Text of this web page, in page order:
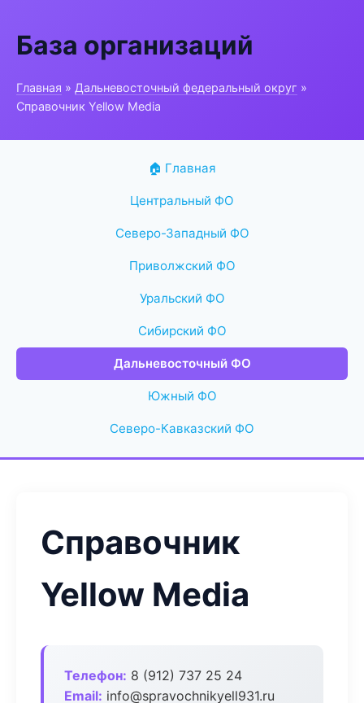
База организаций
Главная » Дальневосточный федеральный округ »
Справочник Yellow Media
🏠 Главная
Центральный ФО
Северо-Западный ФО
Приволжский ФО
Уральский ФО
Сибирский ФО
Дальневосточный ФО
Южный ФО
Северо-Кавказский ФО
Справочник
Yellow Media
Телефон: 8 (912) 737 25 24
Email: info@spravochnikyell931.ru